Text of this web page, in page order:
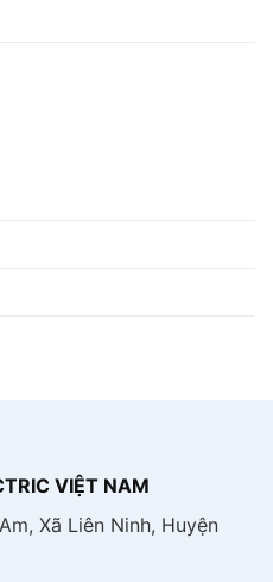
VIỆT NAM
Xã Liên Ninh, Huyện